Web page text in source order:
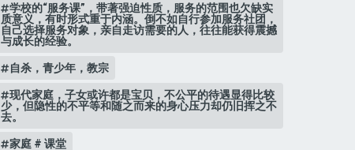
学校的“服务课”，带著强迫性质，服务的范围也欠缺实
质意义，有时形式重于内涵。倒不如自行参加服务社团，
自己选择服务对象，亲自走访需要的人，往往能获得震撼
与成长的经验。
自杀，青少年，教宗
现代家庭，子女或许都是宝贝，不公平的待遇显得比较
少，但隐性的不平等和随之而来的身心压力却仍旧挥之不
去。
家庭 # 课堂